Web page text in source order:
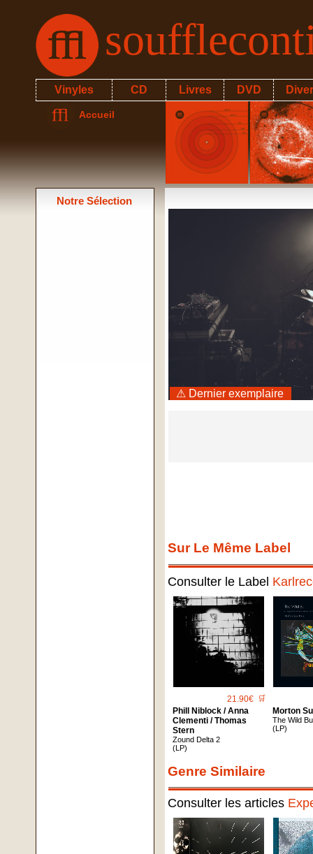
Vinyles CD Livres DVD
Accueil
Notre Sélection
⚠ Dernier exemplaire
Sur Le Même Label
Consulter le Label
21.90€ 🛒
Phill Niblock / Anna
Clementi / Thomas
Stern
Zound Delta 2
(LP)
Morton
The Wild
(LP)
Genre Similaire
Consulter les articles